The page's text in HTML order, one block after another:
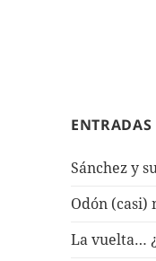
ENTRADAS
Sánchez y
Odón (casi)
La vuelta…